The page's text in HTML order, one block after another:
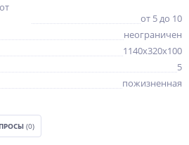
от 5 до 10
неограничен
1140x320x100
5
пожизненная
(0)